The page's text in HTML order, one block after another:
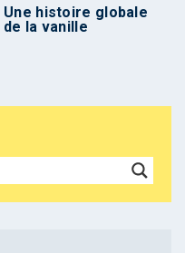
Une histoire globale
de la vanille